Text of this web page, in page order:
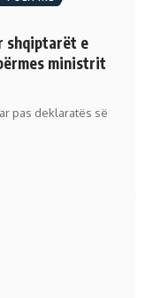
shqiptarët e
ministrit
pas deklaratës së